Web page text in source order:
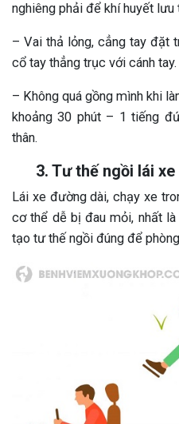
nghiêng phải để khí huyết
– Vai thả lỏng, cẳng tay đặt
cổ tay thẳng trục với cánh tay.
– Không quá gồng mình khi
khoảng 30 phút – 1 tiếng
thân.
3. Tư thế ngồi lái
Lái xe đường dài, chạy xe
cơ thể dễ bị đau mỏi, nhất
tạo tư thế ngồi đúng để